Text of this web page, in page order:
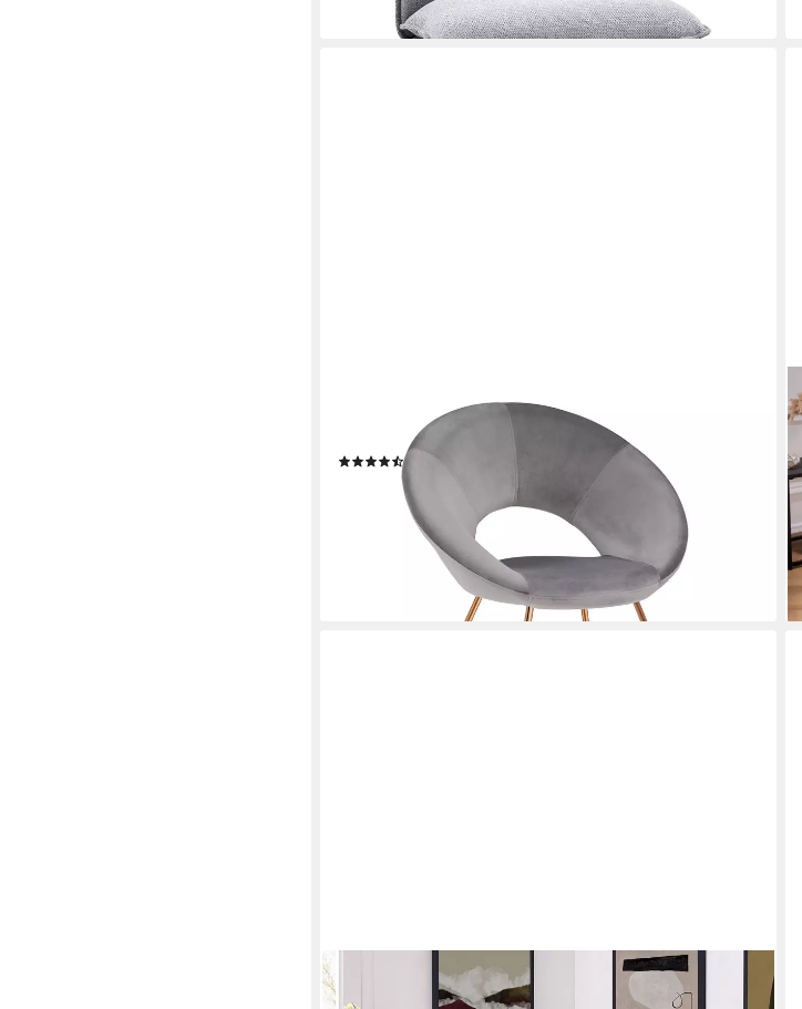
Loungesessel (439D), Esszimmerstuhl Wohnzimmerstuhl,
Samt Polsterstuhl, Gold Metallbeine
UVP
lieferbar - in 2-3 Werktagen bei dir
Loungesessel Bruce (1-St), Polstersessel, Sessel,